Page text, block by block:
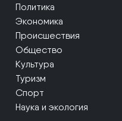
Политика
Экономика
Происшествия
Общество
Культура
Туризм
Спорт
Наука и экология